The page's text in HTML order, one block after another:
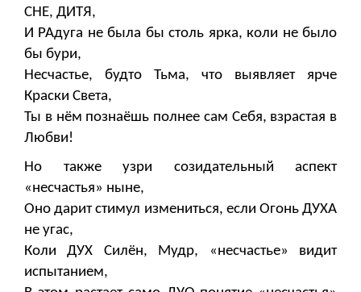
СНЕ, ДИТЯ,
И РАдуга не была бы столь ярка, коли не было
бы бури,
Несчастье, будто Тьма, что выявляет ярче
Краски Света,
Ты в нём познаёшь полнее сам Себя, взрастая в
Любви!
Но также узри созидательный аспект
«несчастья» ныне,
Оно дарит стимул измениться, если Огонь ДУХА
не угас,
Коли ДУХ Силён, Мудр, «несчастье» видит
испытанием,